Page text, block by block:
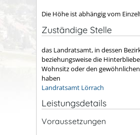
Die Höhe ist abhängig vom
Zuständige Stelle
das Landratsamt, in dessen
beziehungsweise die
Wohnsitz oder den
haben
Landratsamt Lörrach
Leistungsdetails
Voraussetzungen